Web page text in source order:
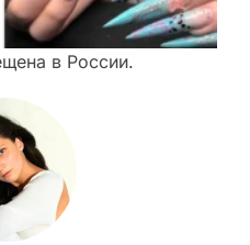
в России.